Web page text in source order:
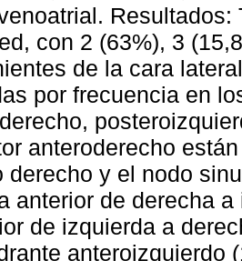
con 2 (63%), 3
de la cara
por frecuencia en
anteroderecho
derecho y el nodo
anterior de derecha
de izquierda a
anteroizquierdo